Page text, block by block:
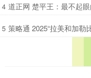
4 道正网 楚平王：最不起
5 策略通 2025“拉美和加勒